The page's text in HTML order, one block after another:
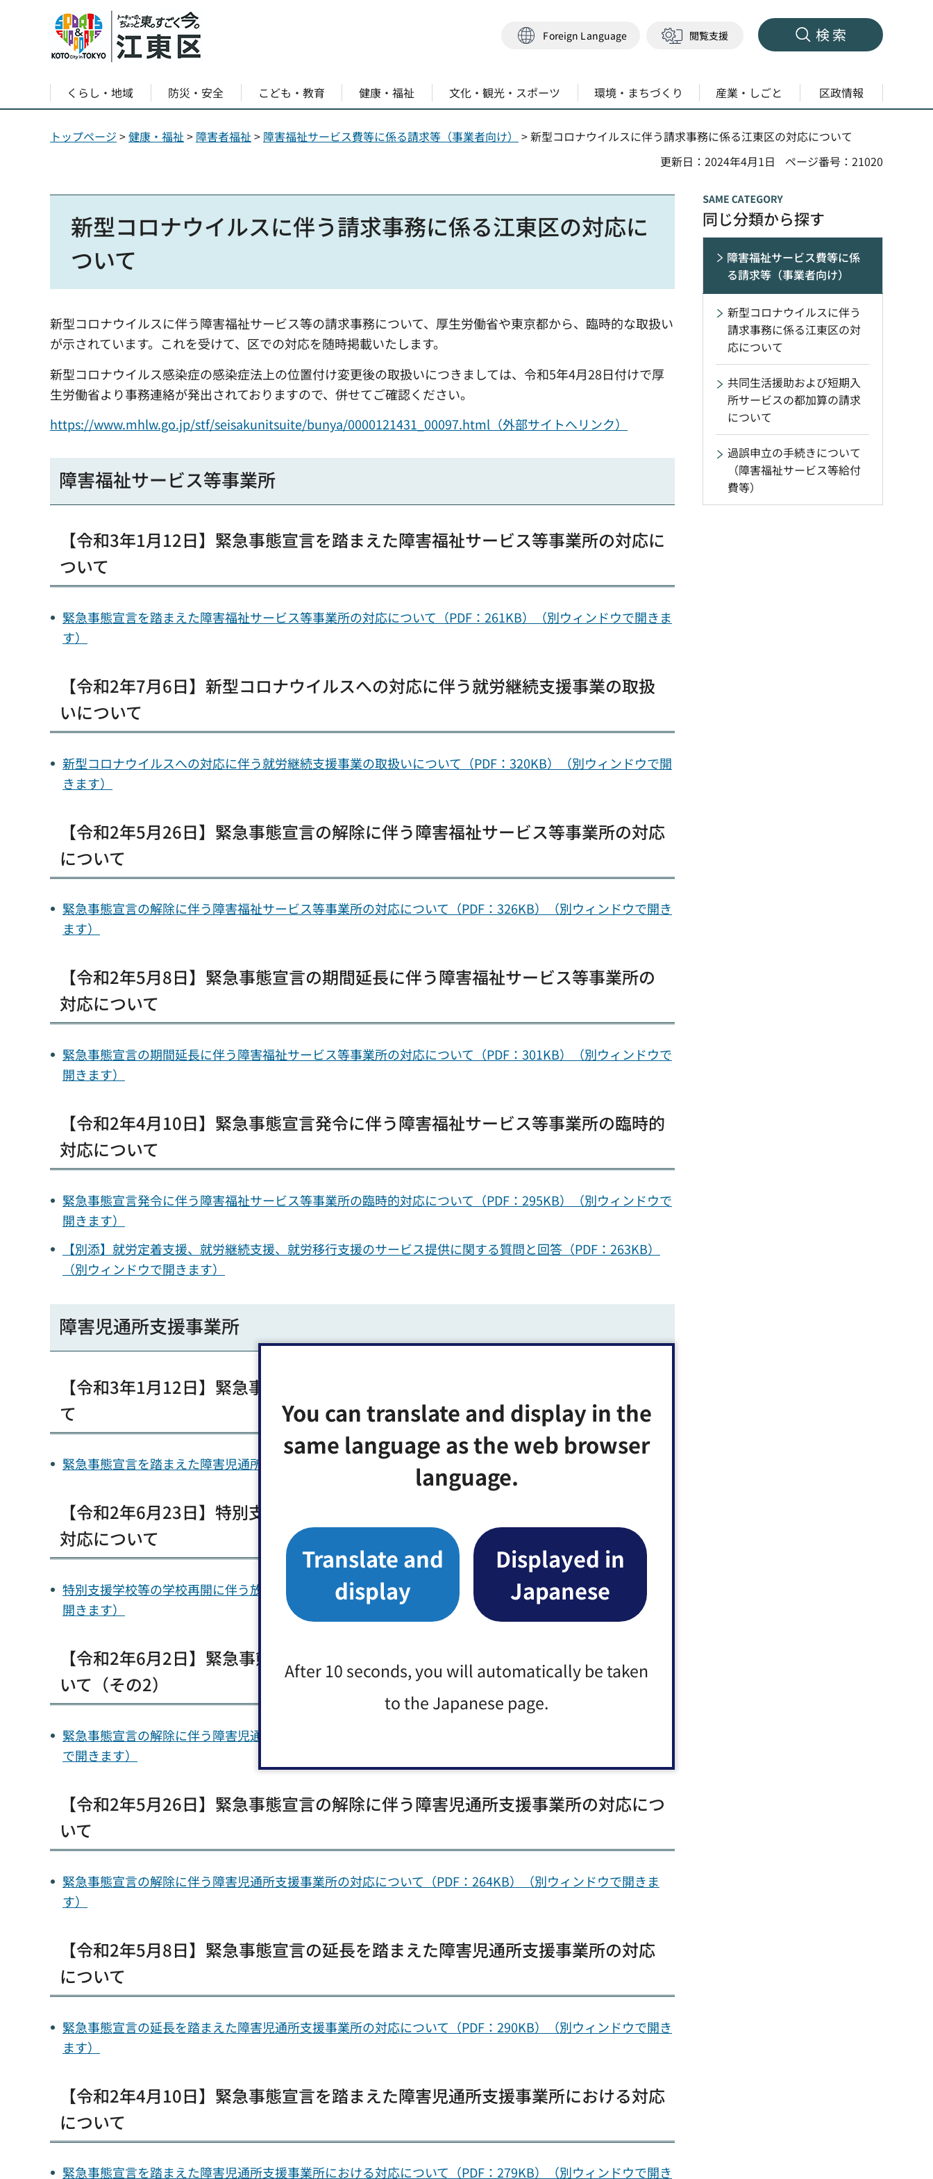
You can translate and display in the
same language as the web browser
language.
Translate and
display
Displayed in
Japanese
After 10 seconds, you will automatically be taken
to the Japanese page.
Foreign Language 閲覧支援 検索
くらし・地域 防災・安全 こども・教育 健康・福祉 文化・観光・スポーツ 環境・まちづくり 産業・しごと 区政情報
トップページ >健康・福祉 > 障害者福祉 > 障害福祉サービス費等に係る請求等（事業者向け）
> 新型コロナウイルスに伴う請求事務に係る江東区の対応について
更新日：2024年4月1日
ページ番号：21020
新型コロナウイルスに伴う請求事務に係る江東区の対応に
ついて
新型コロナウイルスに伴う障害福祉サービス等の請求事務について、厚生労働省や東京都から、臨時的な取扱い
が示されています。これを受けて、区での対応を随時掲載いたします。
新型コロナウイルス感染症の感染症法上の位置付け変更後の取扱いにつきましては、令和5年4月28日付けで厚
生労働省より事務連絡が発出されておりますので、併せてご確認ください。
https://www.mhlw.go.jp/stf/seisakunitsuite/bunya/0000121431_00097.html（外部サイトへリンク）
障害福祉サービス等事業所
【令和3年1月12日】緊急事態宣言を踏まえた障害福祉サービス等事業所の対応に
ついて
緊急事態宣言を踏まえた障害福祉サービス等事業所の対応について（PDF：261KB）（別ウィンドウで開きま
す）
【令和2年7月6日】新型コロナウイルスへの対応に伴う就労継続支援事業の取扱
いについて
新型コロナウイルスへの対応に伴う就労継続支援事業の取扱いについて（PDF：320KB）（別ウィンドウで開
きます）
【令和2年5月26日】緊急事態宣言の解除に伴う障害福祉サービス等事業所の対応
について
緊急事態宣言の解除に伴う障害福祉サービス等事業所の対応について（PDF：326KB）（別ウィンドウで開き
ます）
【令和2年5月8日】緊急事態宣言の期間延長に伴う障害福祉サービス等事業所の
対応について
緊急事態宣言の期間延長に伴う障害福祉サービス等事業所の対応について（PDF：301KB）（別ウィンドウで
開きます）
【令和2年4月10日】緊急事態宣言発令に伴う障害福祉サービス等事業所の臨時的
対応について
緊急事態宣言発令に伴う障害福祉サービス等事業所の臨時的対応について（PDF：295KB）（別ウィンドウで
開きます）
【別添】就労定着支援、就労継続支援、就労移行支援のサービス提供に関する質問と回答（PDF：263KB）
（別ウィンドウで開きます）
障害児通所支援事業所
【令和3年1月12日】緊急事態宣言を踏まえた障害児通所支援事業所の対応につい
て
緊急事態宣言を踏まえた障害児通所支援事業所の対応について（PDF：261KB）（別ウィンドウで開きます）
【令和2年6月23日】特別支援学校等の学校再開に伴う放課後等デイサービス等の
対応について
特別支援学校等の学校再開に伴う放課後等デイサービス等の対応について（PDF：275KB）（別ウィンドウで
開きます）
【令和2年6月2日】緊急事態宣言の解除に伴う障害児通所支援事業所の対応につ
いて（その2）
緊急事態宣言の解除に伴う障害児通所支援事業所の対応について（その2）（PDF：275KB）（別ウィンドウ
で開きます）
【令和2年5月26日】緊急事態宣言の解除に伴う障害児通所支援事業所の対応につ
いて
緊急事態宣言の解除に伴う障害児通所支援事業所の対応について（PDF：264KB）（別ウィンドウで開きま
す）
【令和2年5月8日】緊急事態宣言の延長を踏まえた障害児通所支援事業所の対応
について
緊急事態宣言の延長を踏まえた障害児通所支援事業所の対応について（PDF：290KB）（別ウィンドウで開き
ます）
【令和2年4月10日】緊急事態宣言を踏まえた障害児通所支援事業所における対応
について
緊急事態宣言を踏まえた障害児通所支援事業所における対応について（PDF：279KB）（別ウィンドウで開き
同じ分類から探す
障害福祉サービス費等に係
る請求等（事業者向け）
新型コロナウイルスに伴う
請求事務に係る江東区の対
応について
共同生活援助および短期入
所サービスの都加算の請求
について
過誤申立の手続きについて
（障害福祉サービス等給付
費等）